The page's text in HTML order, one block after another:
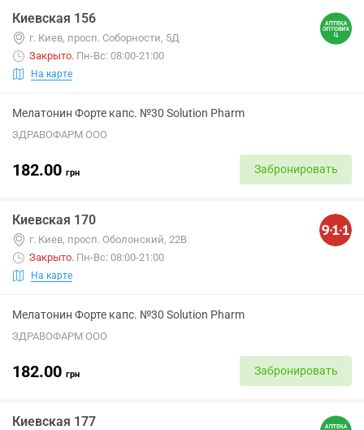
Киевская 156
г. Киев, просп. Соборности, 5Д
Закрыто. Пн-Вс: 08:00-21:00
На карте
Мелатонин Форте капс. №30 Solution Pharm
ЗДРАВОФАРМ ООО
182.00 грн Забронировать
Киевская 170
г. Киев, просп. Оболонский, 22В
Закрыто. Пн-Вс: 08:00-21:00
На карте
Мелатонин Форте капс. №30 Solution Pharm
ЗДРАВОФАРМ ООО
182.00 грн Забронировать
Киевская 177